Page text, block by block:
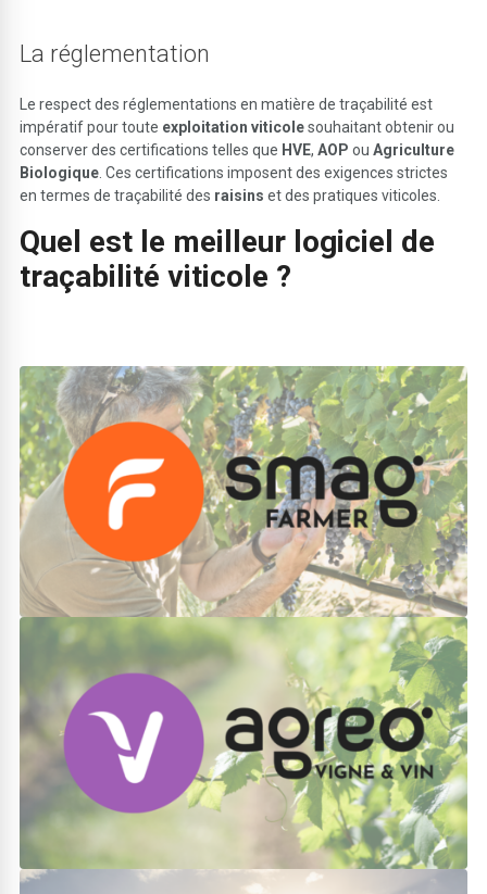
La réglementation
Le respect des réglementations en matière de traçabilité est
impératif pour toute exploitation viticolesouhaitant obtenir ou
conserver des certifications telles que HVE,AOP ouAgriculture
Biologique . Ces certifications imposent des exigences strictes
en termes de traçabilité des raisins et des pratiques viticoles.
Quel est le meilleur logiciel de
traçabilité viticole ?